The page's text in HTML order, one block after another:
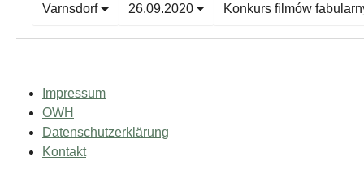
Varnsdorf 26.09.2020 Konkurs filmów
Impressum
OWH
Datenschutzerklärung
Kontakt